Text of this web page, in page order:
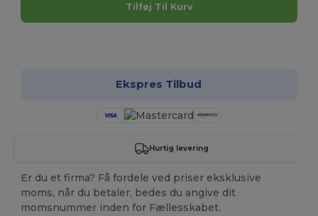
Tilføj Til Kurv
Ekspres Tilbud
Hurtig levering
Er du et firma? Få fordele ved priser eksklusive
moms, når du betaler, bedes du angive dit
momsnummer inden for Fællesskabet.